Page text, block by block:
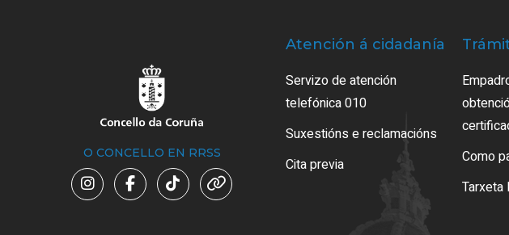
O CONCELLO EN RRSS
Atención á cidadanía
Servizo de atención
telefónica 010
Suxestións e reclamacións
Cita previa
Como
Tarxeta